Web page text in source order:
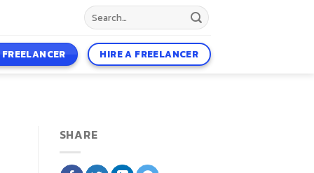
HIRE A FREELANCER
SHARE